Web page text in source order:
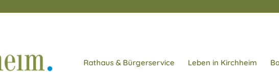
Rathaus & Bürgerservice Leben in Kirchheim